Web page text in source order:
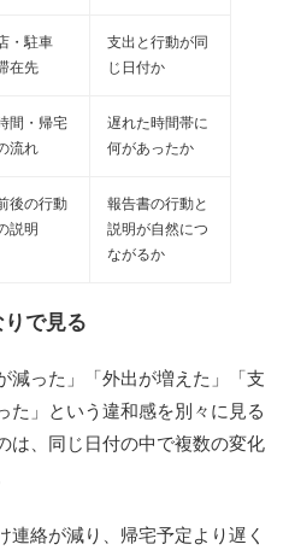
・駐車
在先
支出と行動が同
じ日付か
間・帰宅
流れ
遅れた時間帯に
何があったか
後の行動
説明
報告書の行動と
説明が自然につ
ながるか
で見る
減った」「外出が増えた」「支
た」という違和感を別々に見る
は、同じ日付の中で複数の変化
連絡が減り、帰宅予定より遅く